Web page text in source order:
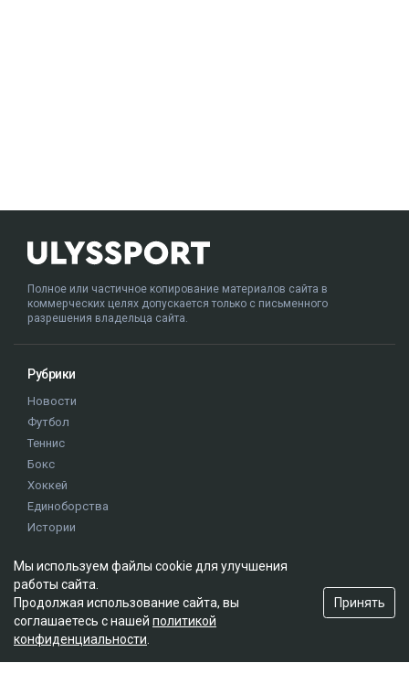
Полное или частичное копирование материалов сайта в
коммерческих целях допускается только с письменного
разрешения владельца сайта.
Рубрики
Новости
Футбол
Теннис
Бокс
Хоккей
Единоборства
Истории
Редакция
О проекте
Правила сайта
Мы используем файлы cookie для улучшения
работы сайта.
Продолжая использование сайта, вы
соглашаетесь с нашей политикой
конфиденциальности
Принять